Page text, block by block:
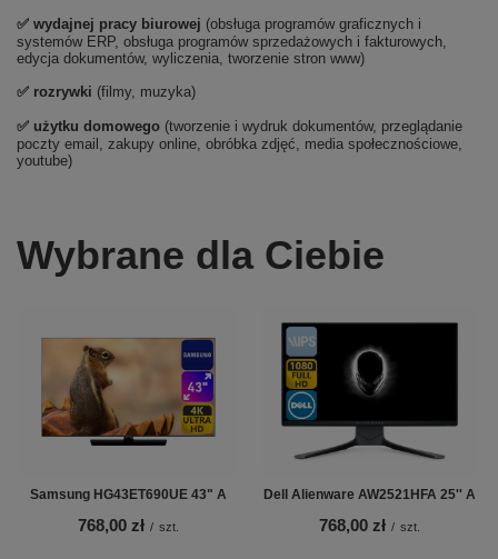
✅ wydajnej pracy biurowej (obsługa programów graficznych i
systemów ERP, obsługa programów sprzedażowych i fakturowych,
edycja dokumentów, wyliczenia, tworzenie stron www)
✅ rozrywki (filmy, muzyka)
✅ użytku domowego (tworzenie i wydruk dokumentów, przeglądanie
poczty email, zakupy online, obróbka zdjęć, media społecznościowe,
youtube)
Wybrane dla Ciebie
Samsung HG43ET690UE 43" A
768,00 zł / szt.
Dell Alienware AW2521HFA 25'' A
768,00 zł / szt.